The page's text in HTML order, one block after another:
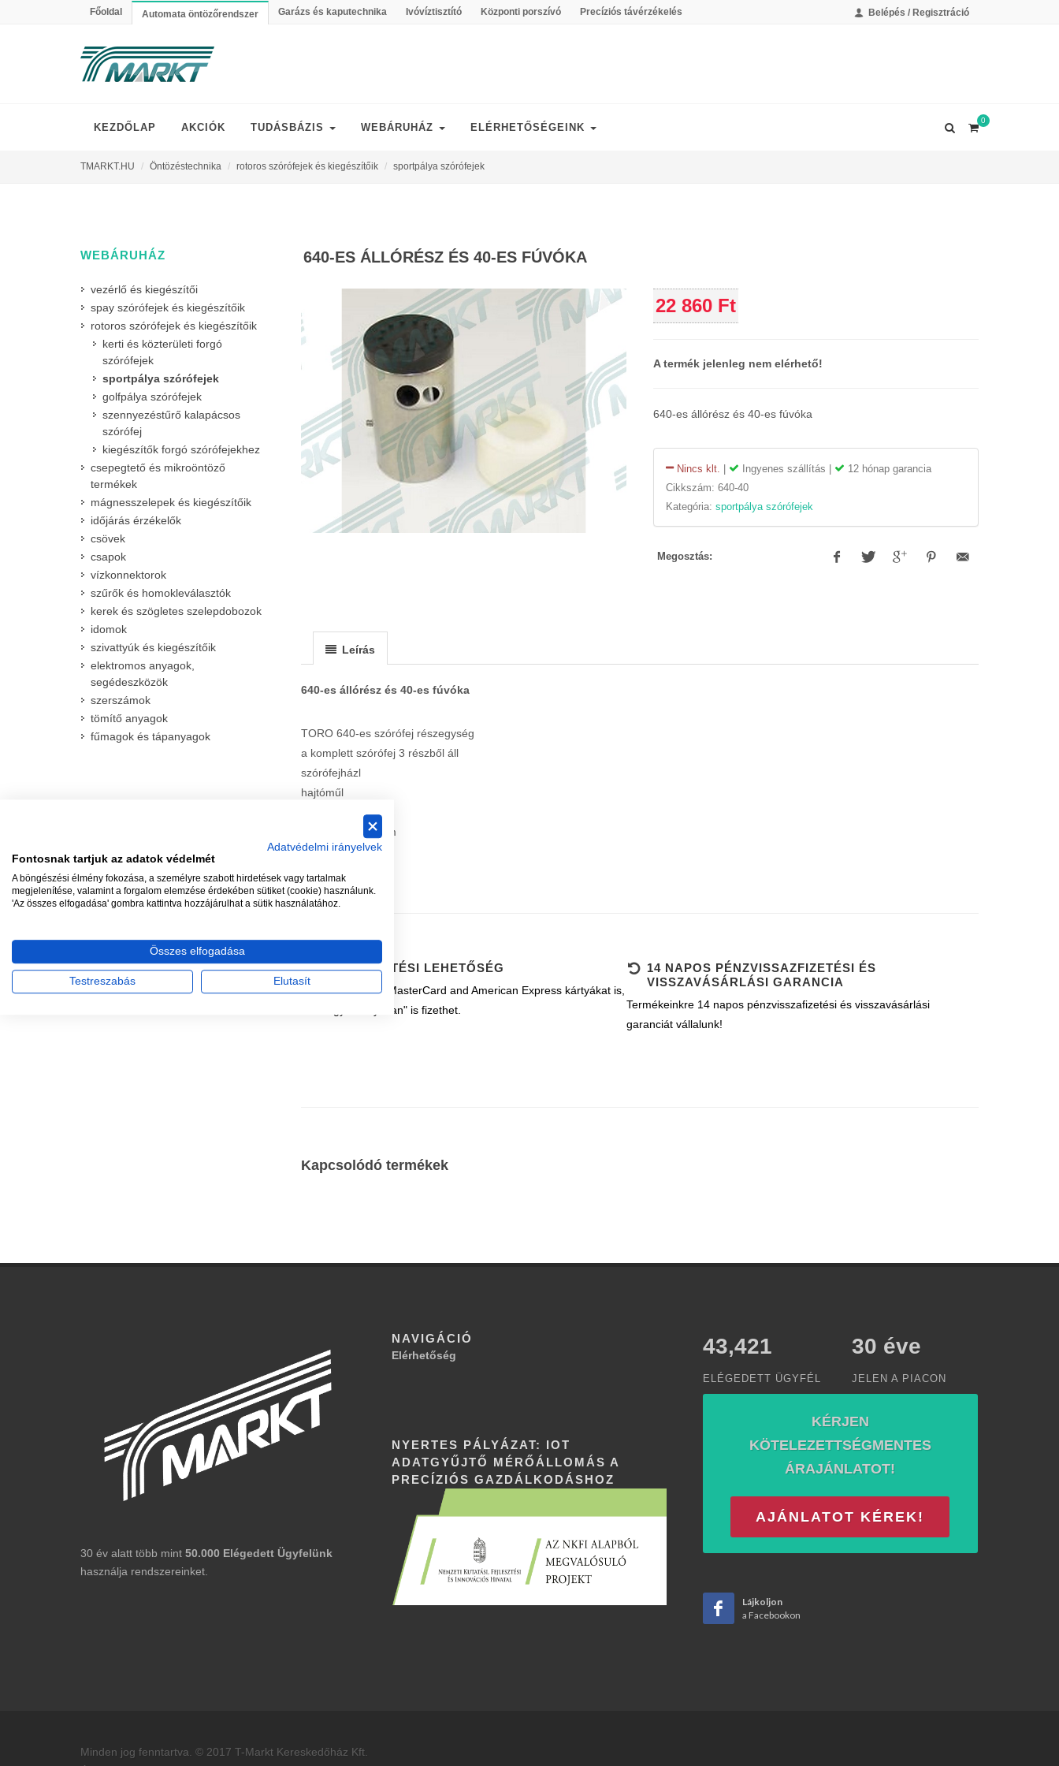
Főoldal Automata öntözőrendszer Garázs és kaputechnika Ivóvíztisztító Központi porszívó Precíziós távérzékelés Belépés / Regisztráció
KEZDŐLAP AKCIÓK TUDÁSBÁZIS WEBÁRUHÁZ ELÉRHETŐSÉGEINK
0
TMARKT.HU Öntözéstechnika rotoros szórófejek és kiegészítőik sportpálya szórófejek
640-ES ÁLLÓRÉSZ ÉS 40-ES FÚVÓKA
22 860 Ft
A termék jelenleg nem elérhető!
640-es állórész és 40-es fúvóka
Nincs klt. Ingyenes szállítás |
12 hónap garancia
Cikkszám:640-40
Kategória:sportpálya szórófejek
Megosztás:
Leírás
640-es állórész és 40-es fúvóka
TORO 640-es szórófej részegység
a komplett szórófej 3 részből áll
szórófejházl
hajtóműl
állórész és fúvóka
sugár: 14,6-16,7 m
TÖBB FIZETÉSI LEHETŐSÉG
Elfogadunk Visa, MasterCard and American Express kártyákat is,
de "hagyományosan" is fizethet.
14 NAPOS PÉNZVISSAZFIZETÉSI ÉS
VISSZAVÁSÁRLÁSI GARANCIA
Termékeinkre 14 napos pénzvisszafizetési és visszavásárlási
garanciát vállalunk!
Kapcsolódó termékek
WEBÁRUHÁZ
vezérlő és kiegészítői
spay szórófejek és kiegészítőik
rotoros szórófejek és kiegészítőik
kerti és közterületi forgó
szórófejek
sportpálya szórófejek
golfpálya szórófejek
szennyezéstűrő kalapácsos
szórófej
kiegészítők forgó szórófejekhez
csepegtető és mikroöntöző
termékek
mágnesszelepek és kiegészítőik
időjárás érzékelők
csövek
csapok
vízkonnektorok
szűrők és homokleválasztók
kerek és szögletes szelepdobozok
idomok
szivattyúk és kiegészítőik
elektromos anyagok,
segédeszközök
szerszámok
tömítő anyagok
fűmagok és tápanyagok
IRATKOZZON FEL, HOGY
MEGKAPJA A LEGFRISSEBB
AKCIÓKAT!
30 év alatt több mint 50.000 Elégedett Ügyfelünk
használja rendszereinket.
NAVIGÁCIÓ
Elérhetőség
NYERTES PÁLYÁZAT: IOT
ADATGYŰJTŐ MÉRŐÁLLOMÁS A
PRECÍZIÓS GAZDÁLKODÁSHOZ
50,000
ELÉGEDETT ÜGYFÉL
30 éve
JELEN A PIACON
KÉRJEN
KÖTELEZETTSÉGMENTES
ÁRAJÁNLATOT!
AJÁNLATOT KÉREK!
Lájkoljon
a Facebookon
Minden jog fenntartva. © 2017 T-Markt Kereskedőház Kft.
Adatvédelmi irányelvek
Fontosnak tartjuk az adatok védelmét
A böngészési élmény fokozása, a személyre szabott hirdetések vagy tartalmak
megjelenítése, valamint a forgalom elemzése érdekében sütiket (cookie) használunk.
'Az összes elfogadása' gombra kattintva hozzájárulhat a sütik használatához.
Összes elfogadása
Testreszabás Elutasít